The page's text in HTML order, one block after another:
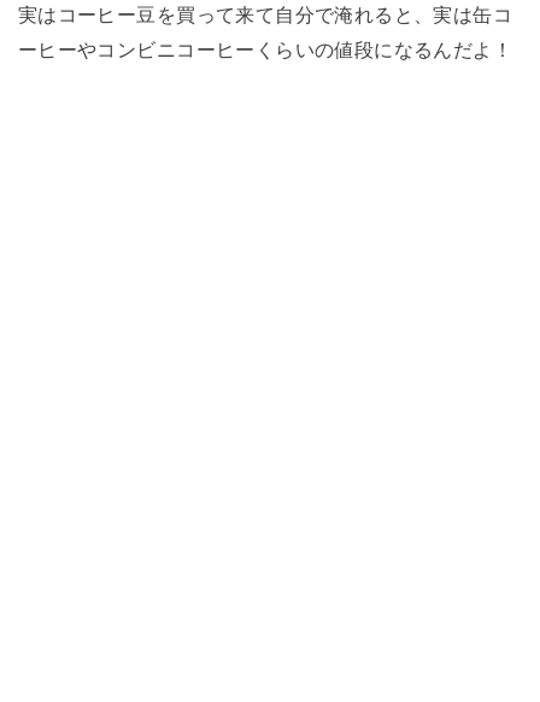
実はコーヒー豆を買って来て自分で淹れると、実は缶コ
ーヒーやコンビニコーヒーくらいの値段になるんだよ！